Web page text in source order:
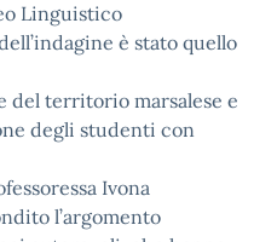
Linguistico
è stato quello
territorio marsalese e
degli studenti con
Ivona
l’argomento